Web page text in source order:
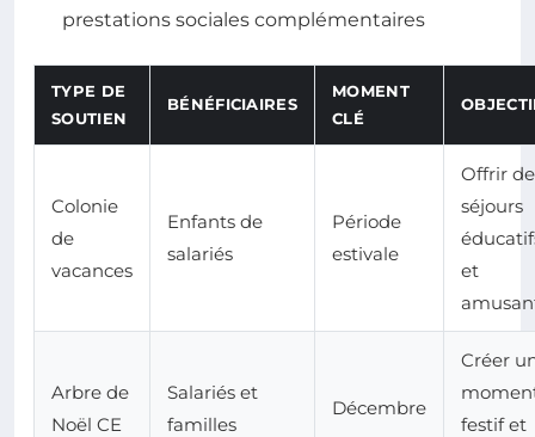
prestations sociales complémentaires
TYPE DE
SOUTIEN
BÉNÉFICIAIRES
MOMENT
CLÉ
Colonie
de
vacances
Enfants de
salariés
Période
estivale
Offrir
séjours
et
Arbre de
Noël CE
Salariés et
familles
Décembre
Créer
festif et